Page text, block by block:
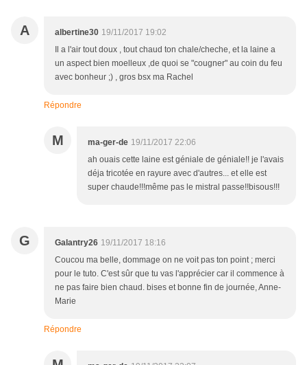
A albertine30 19/11/2017 19:02
Il a l'air tout doux , tout chaud ton chale/cheche, et la laine a
un aspect bien moelleux ,de quoi se "cougner" au coin du feu
avec bonheur ;) , gros bsx ma Rachel
Répondre
M ma-ger-de 19/11/2017 22:06
ah ouais cette laine est géniale de géniale!! je l'avais
déja tricotée en rayure avec d'autres... et elle est
super chaude!!!même pas le mistral passe!!bisous!!!
G Galantry26 19/11/2017 18:16
Coucou ma belle, dommage on ne voit pas ton point ; merci
pour le tuto. C'est sûr que tu vas l'apprécier car il commence à
ne pas faire bien chaud. bises et bonne fin de journée, Anne-
Marie
Répondre